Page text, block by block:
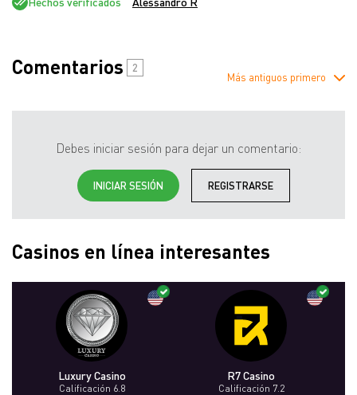
Comentarios 2
Más antiguos primero
Debes iniciar sesión para dejar un comentario:
INICIAR SESIÓN REGISTRARSE
Casinos en línea interesantes
Luxury Casino
Calificación 6.8
R7 Casino
Calificación 7.2